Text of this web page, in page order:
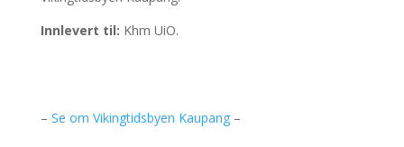
Innlevert til: Khm UiO.
– Se om Vikingtidsbyen Kaupang–